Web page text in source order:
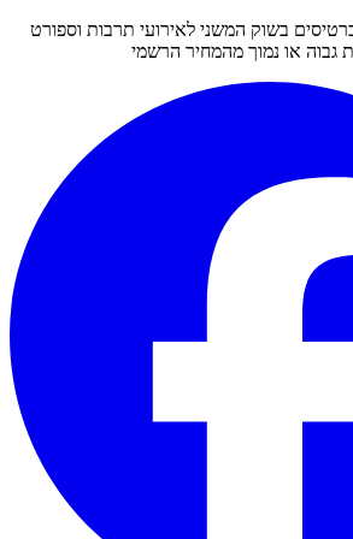
בשוק המשני לאירועי תרבות וספורט
גבוה או נמוך מהמחיר הרשמי